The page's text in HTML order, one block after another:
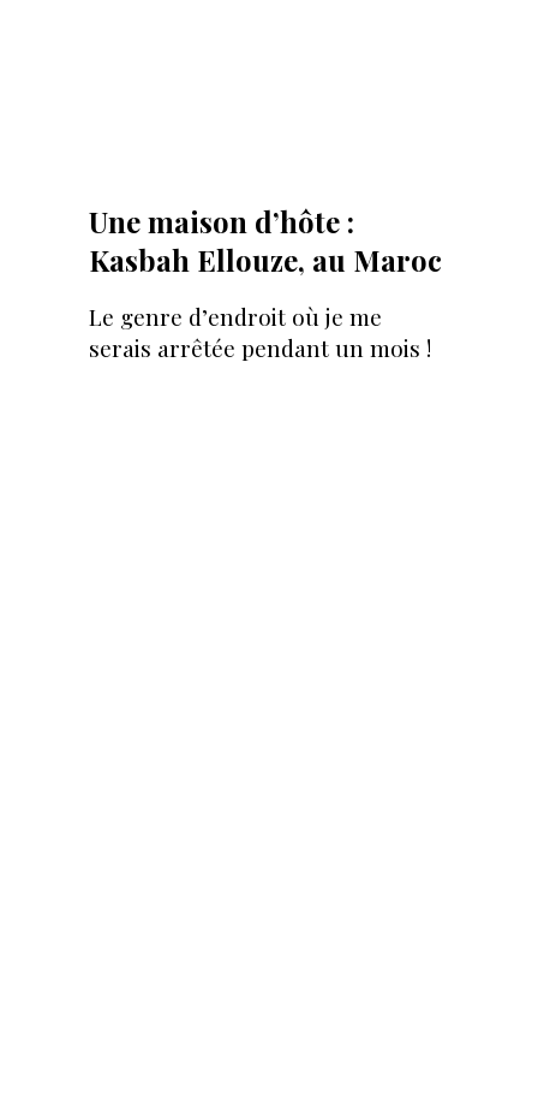
Une maison d’hôte :
Kasbah Ellouze, au Maroc
Le genre d’endroit où je me
serais arrêtée pendant un mois !